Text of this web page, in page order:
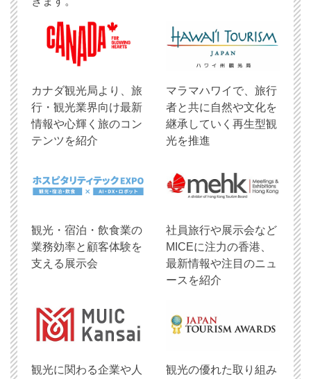
​カナダ観光局より、旅
行・観光業界向け最新
情報や心輝く旅のコン
テンツを紹介
マラマハワイで、旅行
者と共に自然や文化を
継承していく再生型観
光を推進
観光・宿泊・飲食業の
業務効率と顧客体験を
支える展示会
社員旅行や展示会など
MICEに注力の香港、
最新情報や注目のニュ
ースを紹介
観光に関わる企業や人
観光の優れた取り組み